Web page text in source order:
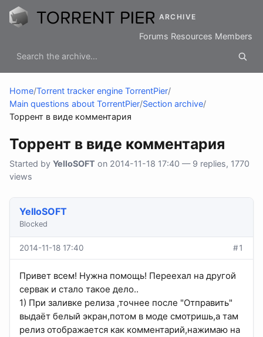
ARCHIVE
Forums Resources Members
Home/Torrent tracker engine TorrentPier/
Main questions about TorrentPier/Section archive/
Торрент в виде комментария
Торрент в виде комментария
Started by YelloSOFT on 2014-11-18 17:40 — 9 replies, 1770
views
YelloSOFT
Blocked
2014-11-18 17:40 #1
Привет всем! Нужна помощь! Переехал на другой
сервак и стало такое дело..
1) При заливке релиза ,точнее после "Отправить"
выдаёт белый экран,потом в моде смотришь,а там
релиз отображается как комментарий,нажимаю на